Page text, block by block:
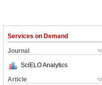
Services on Demand
Journal
SciELO Analytics
Article